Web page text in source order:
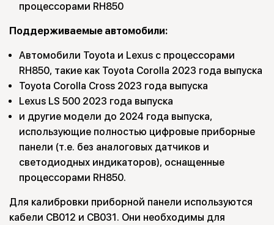
процессорами RH850
Поддерживаемые автомобили:
Автомобили Toyota и Lexus с процессорами
RH850, такие как Toyota Corolla 2023 года выпуска
Toyota Corolla Cross 2023 года выпуска
Lexus LS 500 2023 года выпуска
и другие модели до 2024 года выпуска,
использующие полностью цифровые приборные
панели (т.е. без аналоговых датчиков и
светодиодных индикаторов), оснащенные
процессорами RH850.
Для калибровки приборной панели используются
кабели CB012 и CB031. Они необходимы для